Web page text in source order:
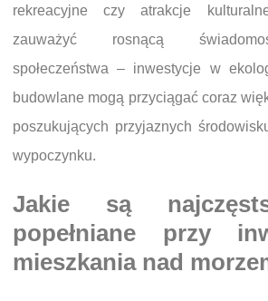
rekreacyjne czy atrakcje
zauważyć rosnącą
społeczeństwa – inwestycje w
budowlane mogą przyciągać coraz
poszukujących przyjaznych
wypoczynku.
Jakie są
popełniane przy
mieszkania nad